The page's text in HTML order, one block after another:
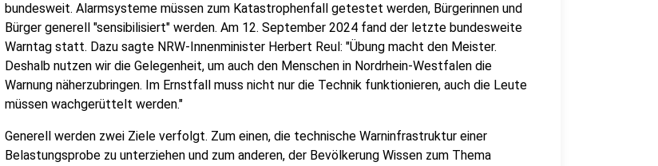
bundesweit. Alarmsysteme müssen zum Katastrophenfall getestet werden, Bürgerinnen und
Bürger generell "sensibilisiert" werden. Am 12. September 2024 fand der letzte bundesweite
Warntag statt. Dazu sagte NRW-Innenminister Herbert Reul: "Übung macht den Meister.
Deshalb nutzen wir die Gelegenheit, um auch den Menschen in Nordrhein-Westfalen die
Warnung näherzubringen. Im Ernstfall muss nicht nur die Technik funktionieren, auch die Leute
müssen wachgerüttelt werden."
Generell werden zwei Ziele verfolgt. Zum einen, die technische Warninfrastruktur einer
Belastungsprobe zu unterziehen und zum anderen, der Bevölkerung Wissen zum Thema